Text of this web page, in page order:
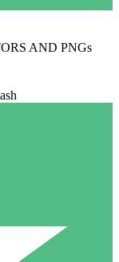
AND PNGs